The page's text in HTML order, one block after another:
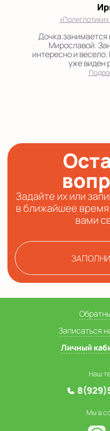
Дочка занимается
Мирославой.
интересно и
уже виден
Задайте их или
в ближайшее
вами
Записаться
Личный
Наш
Мы в